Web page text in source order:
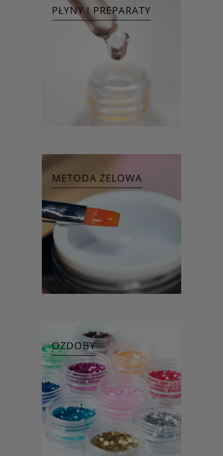
PŁYNY I PREPARATY
METODA ŻELOWA
OZDOBY